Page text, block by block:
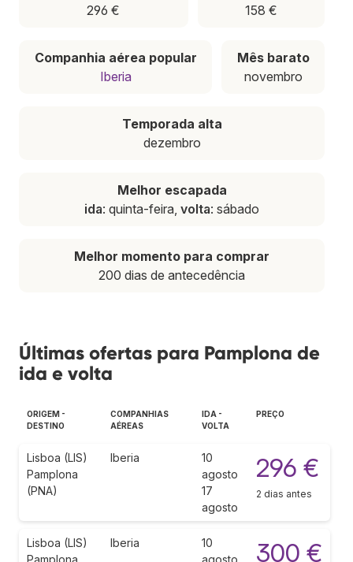
296 €
158 €
Companhia aérea popular
Iberia
Mês barato
novembro
Temporada alta
dezembro
Melhor escapada
ida: quinta-feira, volta: sábado
Melhor momento para comprar
200 dias de antecedência
Últimas ofertas para Pamplona de
ida e volta
ORIGEM -
DESTINO
COMPANHIAS
AÉREAS
IDA -
VOLTA
PREÇO
Lisboa (LIS)
Pamplona
(PNA)
Iberia
10
agosto
17
agosto
296 €
2 dias antes
Lisboa (LIS)
Pamplona
Iberia
10
agosto
300 €